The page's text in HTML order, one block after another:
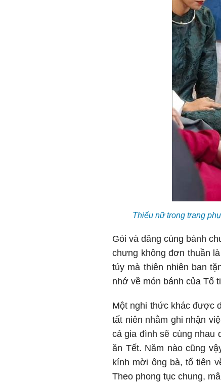
Thiếu nữ trong trang
Gói và dâng cúng bánh
chưng không đơn thuần
túy mà thiên nhiên ban
nhớ về món bánh của Tổ
Một nghi thức khác được
tất niên nhằm ghi nhận
cả gia đình sẽ cùng nhau
ăn Tết. Năm nào cũng
kính mời ông bà, tổ tiên
Theo phong tục chung,